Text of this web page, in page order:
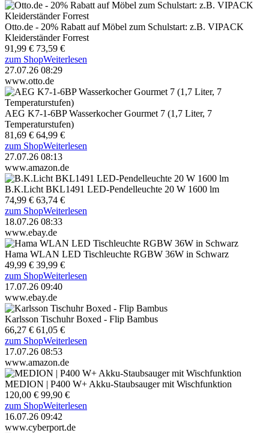
Otto.de - 20% Rabatt auf Möbel zum Schulstart: z.B. VIPACK
Kleiderständer Forrest
91,99 € 73,59 €
zum ShopWeiterlesen
27.07.26 08:29
www.otto.de
AEG K7-1-6BP Wasserkocher Gourmet 7 (1,7 Liter, 7
Temperaturstufen)
81,69 € 64,99 €
zum ShopWeiterlesen
27.07.26 08:13
www.amazon.de
B.K.Licht BKL1491 LED-Pendelleuchte 20 W 1600 lm
74,99 € 63,74 €
zum ShopWeiterlesen
18.07.26 08:33
www.ebay.de
Hama WLAN LED Tischleuchte RGBW 36W in Schwarz
49,99 € 39,99 €
zum ShopWeiterlesen
17.07.26 09:40
www.ebay.de
Karlsson Tischuhr Boxed - Flip Bambus
66,27 € 61,05 €
zum ShopWeiterlesen
17.07.26 08:53
www.amazon.de
MEDION | P400 W+ Akku-Staubsauger mit Wischfunktion
120,00 € 99,90 €
zum ShopWeiterlesen
16.07.26 09:42
www.cyberport.de